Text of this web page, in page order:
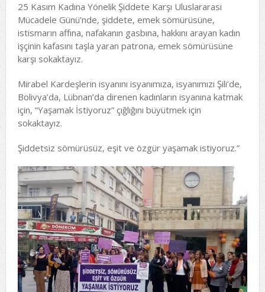
25 Kasım Kadına Yönelik Şiddete Karşı Uluslararası
Mücadele Günü’nde, şiddete, emek sömürüsüne,
istismarın affına, nafakanın gasbına, hakkını arayan kadın
işçinin kafasını taşla yaran patrona, emek sömürüsüne
karşı sokaktayız.
Mirabel Kardeşlerin isyanını isyanımıza, isyanımızı Şili’de,
Bolivya’da, Lübnan’da direnen kadınların isyanına katmak
için, “Yaşamak İstiyoruz” çığlığını büyütmek için
sokaktayız.
Şiddetsiz sömürüsüz, eşit ve özgür yaşamak istiyoruz.”